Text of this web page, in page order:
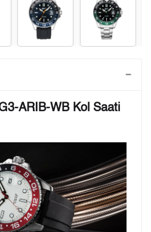
ile formda belirtmiş
10/ 10
10/ 10
ARIB-WB Kol Saati